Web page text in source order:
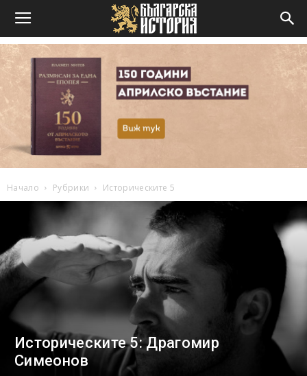
Начало Рубрики Историческите 5
Историческите 5: Драгомир
Симеонов